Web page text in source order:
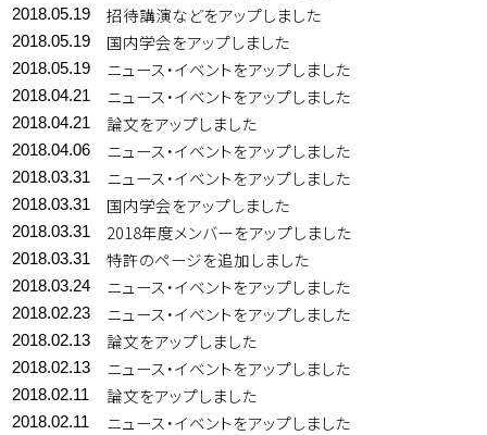
2018.05.19 招待講演などをアップしました
2018.05.19 国内学会をアップしました
2018.05.19 ニュース・イベントをアップしました
2018.04.21 ニュース・イベントをアップしました
2018.04.21 論文をアップしました
2018.04.06 ニュース・イベントをアップしました
2018.03.31 ニュース・イベントをアップしました
2018.03.31 国内学会をアップしました
2018.03.31 2018年度メンバーをアップしました
2018.03.31 特許のページを追加しました
2018.03.24 ニュース・イベントをアップしました
2018.02.23 ニュース・イベントをアップしました
2018.02.13 論文をアップしました
2018.02.13 ニュース・イベントをアップしました
2018.02.11 論文をアップしました
2018.02.11 ニュース・イベントをアップしました